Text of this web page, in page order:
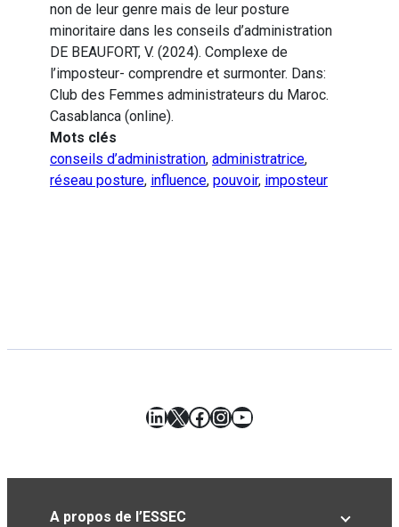
non de leur genre mais de leur posture
minoritaire dans les conseils d’administration
DE BEAUFORT, V. (2024). Complexe de
l’imposteur- comprendre et surmonter. Dans:
Club des Femmes administrateurs du Maroc.
Casablanca (online).
Mots clés
conseils d’administration, administratrice,
réseau posture, influence, pouvoir, imposteur
LinkedIn
X Facebook
Instagram
YouTube
A propos de l’ESSEC